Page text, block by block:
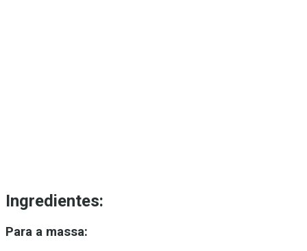
Ingredientes:
Para a massa: